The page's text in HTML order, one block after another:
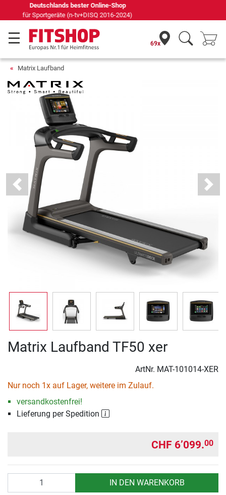
Seit 42 Jahren Ihr Experte für Heimfitness
69x
Matrix Laufband
Previous Next
Matrix Laufband TF50 xer
ArtNr. MAT-101014-XER
Nur noch 1x auf Lager, weitere im Zulauf.
versandkostenfrei!
Lieferung per Spedition
CHF 6’099.00
IN DEN WARENKORB